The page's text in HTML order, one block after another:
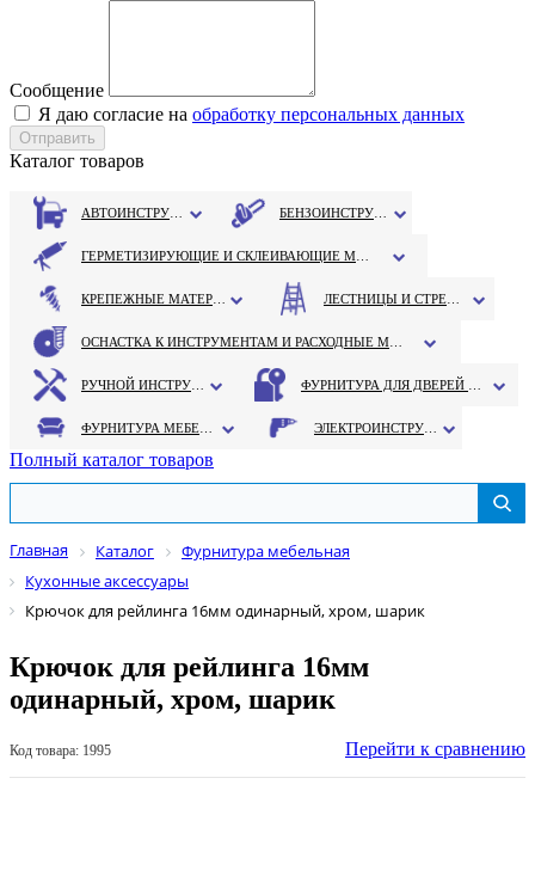
Сообщение
Я даю согласие на обработку персональных данных
Каталог товаров
Полный каталог товаров
Главная Каталог
Фурнитура мебельная
Кухонные аксессуары
Крючок для рейлинга 16мм одинарный, хром, шарик
Крючок для рейлинга 16мм
одинарный, хром, шарик
Код товара: 1995 Перейти к сравнению